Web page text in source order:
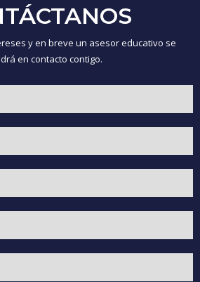
y en breve un asesor educativo se
en contacto contigo.